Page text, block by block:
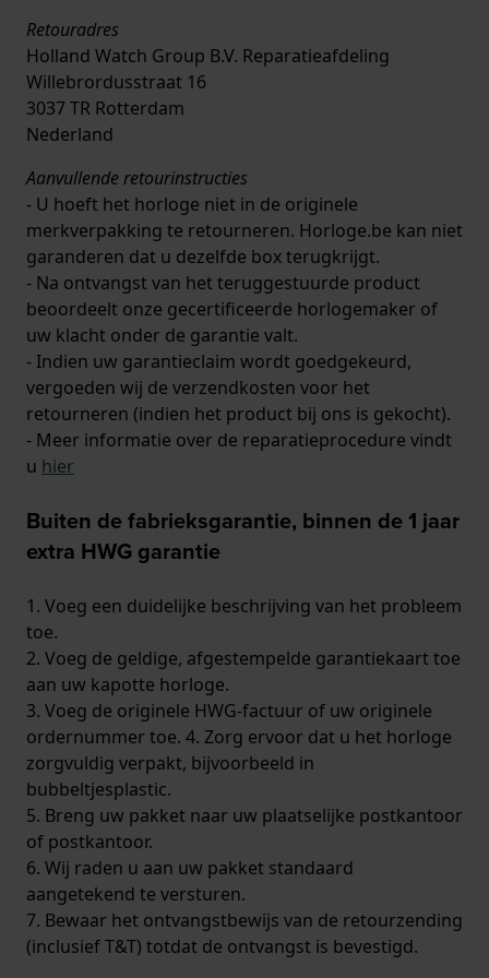
Retouradres
Holland Watch Group B.V. Reparatieafdeling
Willebrordusstraat 16
3037 TR Rotterdam
Nederland
Aanvullende retourinstructies
- U hoeft het horloge niet in de originele
merkverpakking te retourneren. Horloge.be kan niet
garanderen dat u dezelfde box terugkrijgt.
- Na ontvangst van het teruggestuurde product
beoordeelt onze gecertificeerde horlogemaker of
uw klacht onder de garantie valt.
- Indien uw garantieclaim wordt goedgekeurd,
vergoeden wij de verzendkosten voor het
retourneren (indien het product bij ons is gekocht).
- Meer informatie over de reparatieprocedure vindt
u hier
Buiten de fabrieksgarantie, binnen de 1 jaar
extra HWG garantie
1. Voeg een duidelijke beschrijving van het probleem
toe.
2. Voeg de geldige, afgestempelde garantiekaart toe
aan uw kapotte horloge.
3. Voeg de originele HWG-factuur of uw originele
ordernummer toe. 4. Zorg ervoor dat u het horloge
zorgvuldig verpakt, bijvoorbeeld in
bubbeltjesplastic.
5. Breng uw pakket naar uw plaatselijke postkantoor
of postkantoor.
6. Wij raden u aan uw pakket standaard
aangetekend te versturen.
7. Bewaar het ontvangstbewijs van de retourzending
(inclusief T&T) totdat de ontvangst is bevestigd.